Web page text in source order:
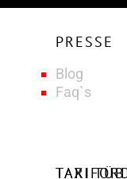
PRESSE
Blog
Faq`s
TAXI TÜBINGEN